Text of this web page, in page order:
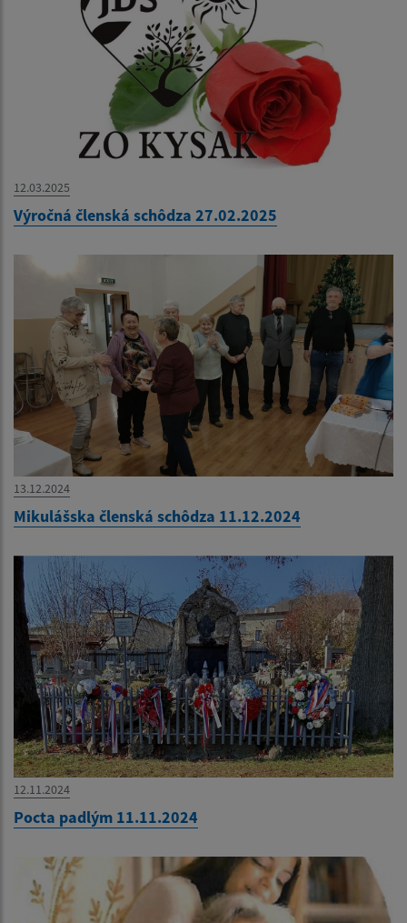
12.03.2025
Výročná členská schôdza 27.02.2025
13.12.2024
Mikulášska členská schôdza 11.12.2024
12.11.2024
Pocta padlým 11.11.2024